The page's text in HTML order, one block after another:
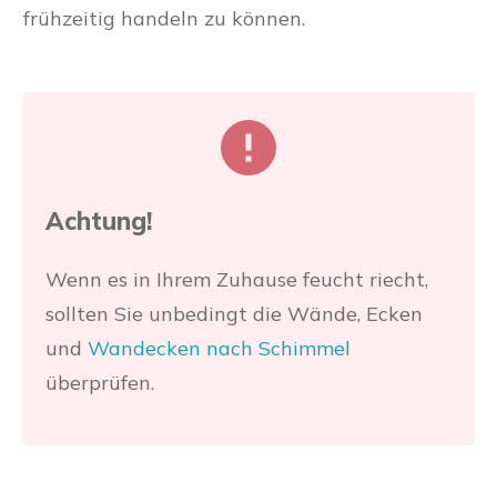
frühzeitig handeln zu können.
Achtung!
Wenn es in Ihrem Zuhause feucht riecht,
sollten Sie unbedingt die Wände, Ecken
und Wandecken nach Schimmel
überprüfen.